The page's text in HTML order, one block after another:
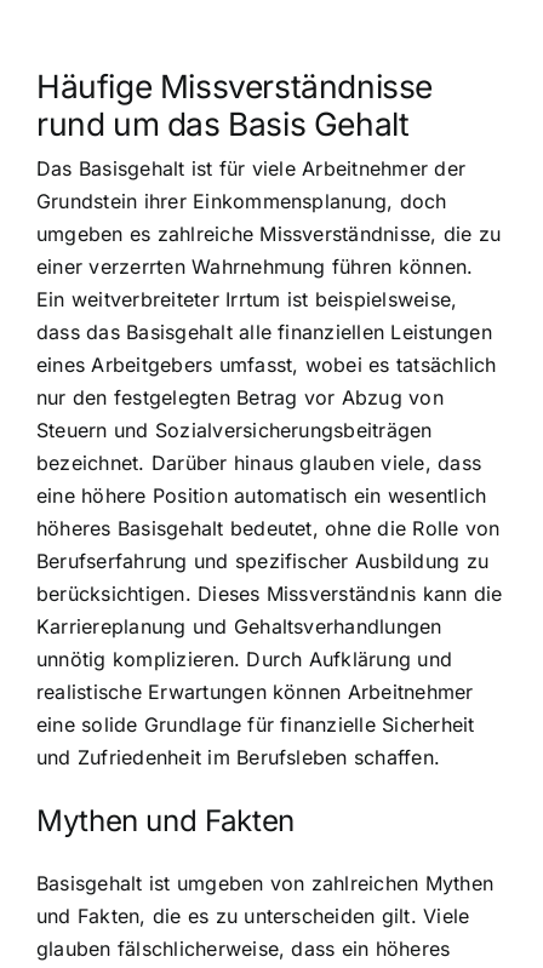
Häufige Missverständnisse
rund um das Basis Gehalt
Das Basisgehalt ist für viele Arbeitnehmer der
Grundstein ihrer Einkommensplanung, doch
umgeben es zahlreiche Missverständnisse, die zu
einer verzerrten Wahrnehmung führen können.
Ein weitverbreiteter Irrtum ist beispielsweise,
dass das Basisgehalt alle finanziellen Leistungen
eines Arbeitgebers umfasst, wobei es tatsächlich
nur den festgelegten Betrag vor Abzug von
Steuern und Sozialversicherungsbeiträgen
bezeichnet. Darüber hinaus glauben viele, dass
eine höhere Position automatisch ein wesentlich
höheres Basisgehalt bedeutet, ohne die Rolle von
Berufserfahrung und spezifischer Ausbildung zu
berücksichtigen. Dieses Missverständnis kann die
Karriereplanung und Gehaltsverhandlungen
unnötig komplizieren. Durch Aufklärung und
realistische Erwartungen können Arbeitnehmer
eine solide Grundlage für finanzielle Sicherheit
und Zufriedenheit im Berufsleben schaffen.
Mythen und Fakten
Basisgehalt ist umgeben von zahlreichen Mythen
und Fakten, die es zu unterscheiden gilt. Viele
glauben fälschlicherweise, dass ein höheres